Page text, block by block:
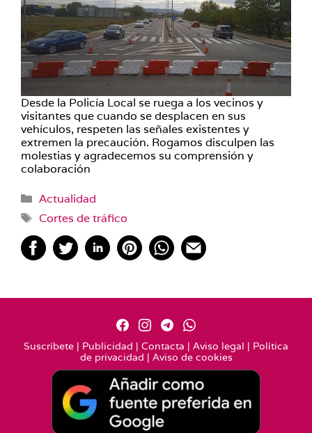
Desde la Policía Local se ruega a los vecinos y
visitantes que cuando se desplacen en sus
vehículos, respeten las señales existentes y
extremen la precaución. Rogamos disculpen las
molestias y agradecemos su comprensión y
colaboración
Categorías
Actualidad
Etiquetas
Cortes de tráfico
Suscríbete | Publicidad | Contacta | Aviso legal | Política
de privacidad | Aviso de cookies